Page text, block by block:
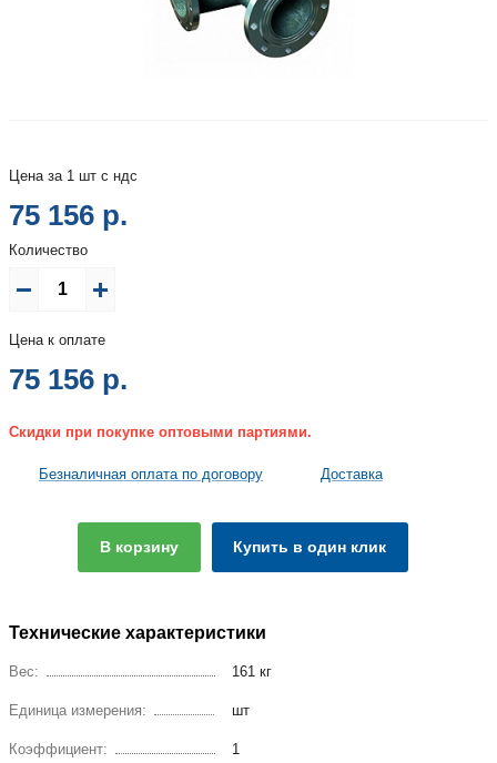
Цена за 1 шт с ндс
75 156 р.
Количество
Цена к оплате
75 156 р.
Скидки при покупке оптовыми партиями.
Безналичная оплата по договору Доставка
В корзину Купить в один клик
Технические характеристики
Вес: 161 кг
Единица измерения: шт
Коэффициент: 1